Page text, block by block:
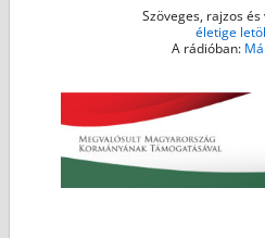
Szöveges, rajzos
életige
A rádióban: